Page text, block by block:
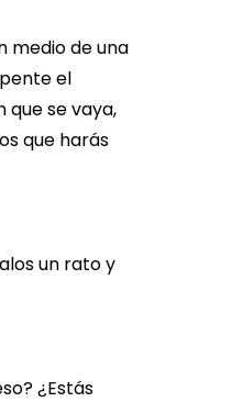
medio de una
el
se vaya,
que harás
un rato y
¿Estás